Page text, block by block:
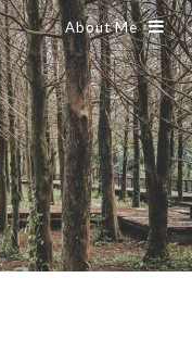
About Me